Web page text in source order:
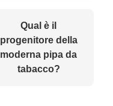
Qual è il
progenitore della
moderna pipa da
tabacco?